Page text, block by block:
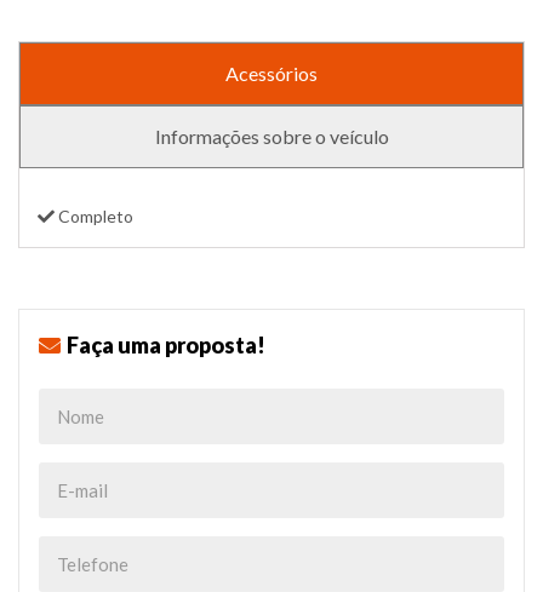
Acessórios
Informações sobre o veículo
Completo
Faça uma proposta!